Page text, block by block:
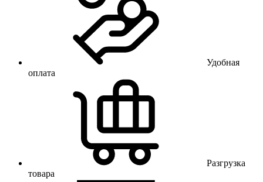
Удобная
оплата
Разгрузка
товара